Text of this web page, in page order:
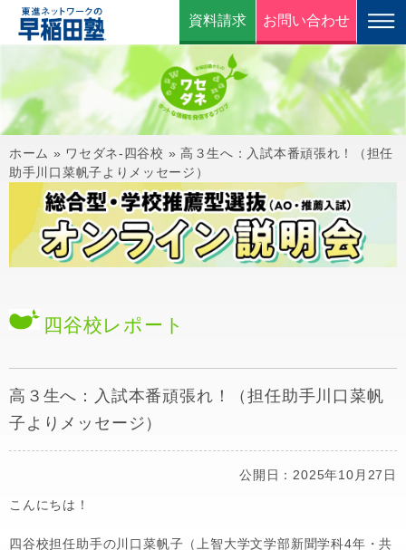
資料請求 お問い合わせ
ホーム » ワセダネ-四谷校 » 高３生へ：入試本番頑張れ！（担任
助手川口菜帆子よりメッセージ）
四谷校レポート
高３生へ：入試本番頑張れ！（担任助手川口菜帆
子よりメッセージ）
公開日：2025年10月27日
こんにちは！
四谷校担任助手の川口菜帆子（上智大学文学部新聞学科4年・共